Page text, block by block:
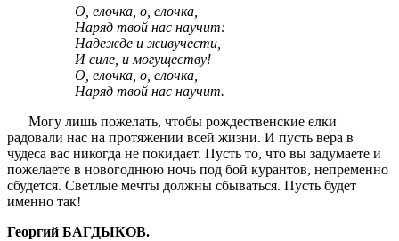
О, елочка, о, елочка,
Наряд твой нас научит:
Надежде и живучести,
И силе, и могуществу!
О, елочка, о, елочка,
Наряд твой нас научит.
Могу лишь пожелать, чтобы рождественские елки
радовали нас на протяжении всей жизни. И пусть вера в
чудеса вас никогда не покидает. Пусть то, что вы задумаете и
пожелаете в новогоднюю ночь под бой курантов, непременно
сбудется. Светлые мечты должны сбываться. Пусть будет
именно так!
Георгий БАГДЫКОВ.